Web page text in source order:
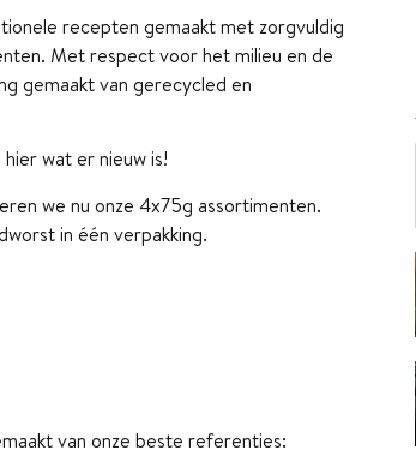
recepten gemaakt met zorgvuldig
Met respect voor het milieu en de
gemaakt van gerecycled en
wat er nieuw is!
we nu onze 4x75g assortimenten.
in één verpakking.
van onze beste referenties: